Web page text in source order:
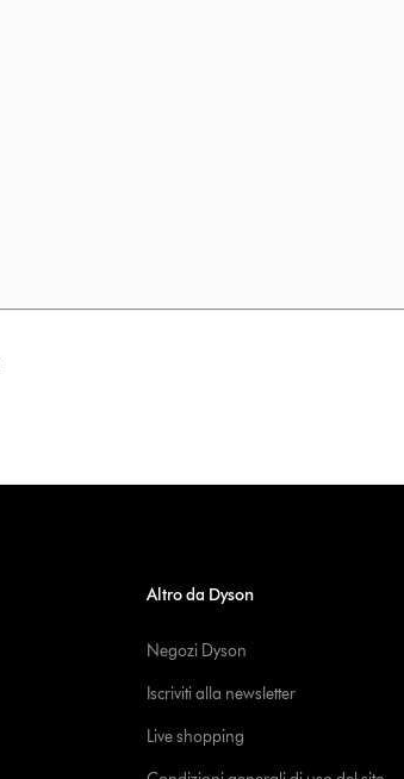
Altro da Dyson
Negozi Dyson
Iscriviti alla newsletter
Live shopping